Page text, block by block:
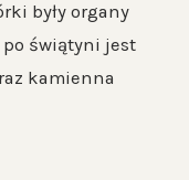
były organy
po świątyni jest
kamienna